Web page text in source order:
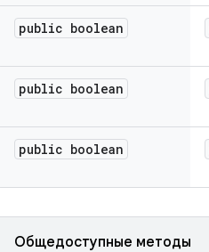
public boolean
public boolean
public boolean
Общедоступные методы